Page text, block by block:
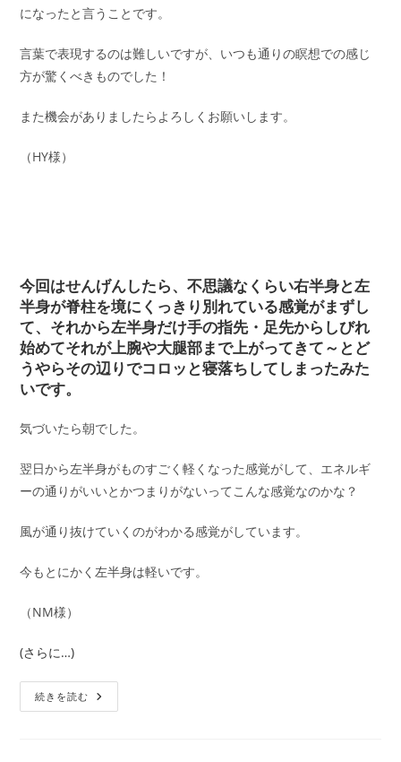
になったと言うことです。
言葉で表現するのは難しいですが、いつも通りの瞑想での感じ
方が驚くべきものでした！
また機会がありましたらよろしくお願いします。
（HY様）
今回はせんげんしたら、不思議なくらい右半身と左
半身が脊柱を境にくっきり別れている感覚がまずし
て、それから左半身だけ手の指先・足先からしびれ
始めてそれが上腕や大腿部まで上がってきて～とど
うやらその辺りでコロッと寝落ちしてしまったみた
いです。
気づいたら朝でした。
翌日から左半身がものすごく軽くなった感覚がして、エネルギ
ーの通りがいいとかつまりがないってこんな感覚なのかな？
風が通り抜けていくのがわかる感覚がしています。
今もとにかく左半身は軽いです。
（NM様）
(さらに…)
続きを読む
シ